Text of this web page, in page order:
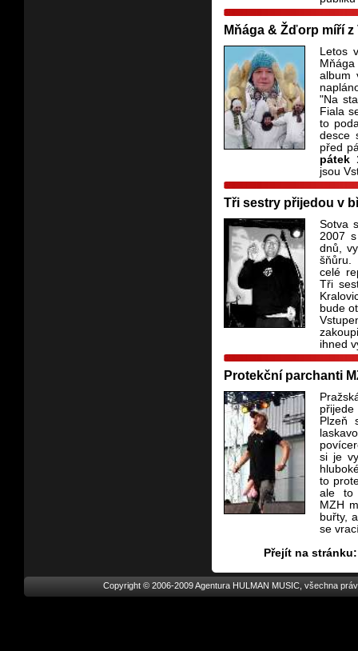
Mňága & Žďorp míří
Letos
album
"Na
Fiala
to
desce
před
pátek
jsou
Tři sestry přijedou v
Sotva
2007
dnů,
šňůru.
celé
Tři
bude
ihned
Protekční parchanti
Plzeň
si je
to
ale to
MZH
buřty,
se
Přejít na
Copyright © 2006-2009 Agentura HULMAN MUSIC, všechna